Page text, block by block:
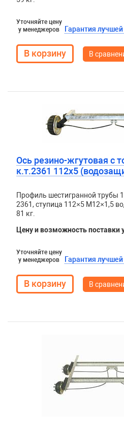
Уточняйте цену
у менеджеров
Гарантия
В
Ось резино-жгутовая с
к.т.2361 112х5
Профиль шестигранной трубы
2361, ступица 112×5 М12×1,5
81 кг.
Цену и возможность поставки
Уточняйте цену
у менеджеров
Гарантия
В